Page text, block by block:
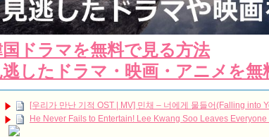
ドラマを無料で見る方法
逃したドラマ・映画・アニメを無
[우리가 만난 기적 OST | MV] 민채 – 너에게 물들어(Falling into
He Never Fails to Entertain! Lee Kwang Soo Leaves